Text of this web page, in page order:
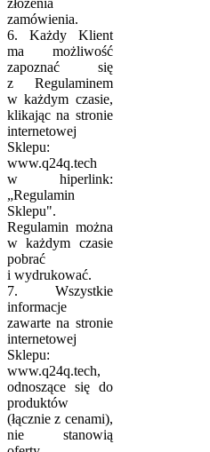
złożenia
zamówienia.
6. Każdy Klient
ma możliwość
zapoznać się
z Regulaminem
w każdym czasie,
klikając na stronie
internetowej
Sklepu:
www.q24q.tech
w hiperlink:
„Regulamin
Sklepu".
Regulamin można
w każdym czasie
pobrać
i wydrukować.
7. Wszystkie
informacje
zawarte na stronie
internetowej
Sklepu:
www.q24q.tech,
odnoszące się do
produktów
(łącznie z cenami),
nie stanowią